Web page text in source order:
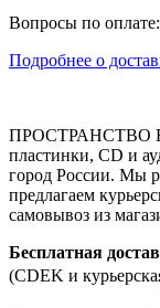
Вопросы по оплате:
Подробнее о
ПРОСТРАНСТВО В
пластинки, CD и
город России. Мы
предлагаем
самовывоз из
Бесплатная
(CDEK и